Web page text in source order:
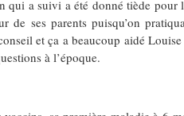
a suivi a été donné tiède
ses parents puisqu’on
et ça a beaucoup aidé
à l’époque.